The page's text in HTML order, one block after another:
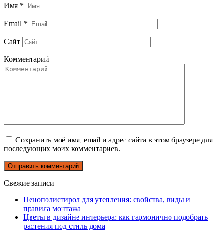
Имя *
Email *
Сайт
Комментарий
Сохранить моё имя, email и адрес сайта в этом браузере для
последующих моих комментариев.
Свежие записи
Пенополистирол для утепления: свойства, виды и
правила монтажа
Цветы в дизайне интерьера: как гармонично подобрать
растения под стиль дома